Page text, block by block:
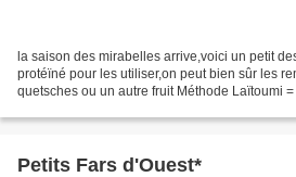
la saison des mirabelles arrive,voici un petit
protéïné pour les utiliser,on peut bien sûr les
quetsches ou un autre fruit Méthode Laïtoumi =
Petits Fars d'Ouest*